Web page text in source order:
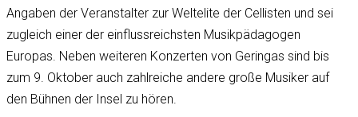
Angaben der Veranstalter zur Weltelite der Cellisten und sei
zugleich einer der einflussreichsten Musikpädagogen
Europas. Neben weiteren Konzerten von Geringas sind bis
zum 9. Oktober auch zahlreiche andere große Musiker auf
den Bühnen der Insel zu hören.